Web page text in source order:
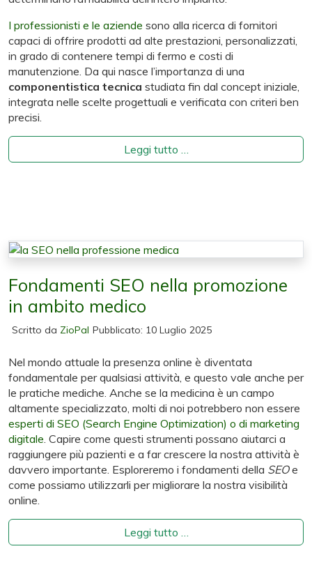
I professionisti e le aziende sono alla ricerca di fornitori
capaci di offrire prodotti ad alte prestazioni, personalizzati,
in grado di contenere tempi di fermo e costi di
manutenzione. Da qui nasce l’importanza di una
componentistica tecnica studiata fin dal concept iniziale,
integrata nelle scelte progettuali e verificata con criteri ben
precisi.
Leggi tutto …
Fondamenti SEO nella promozione
in ambito medico
Scritto da ZioPal Pubblicato: 10 Luglio 2025
Nel mondo attuale la presenza online è diventata
fondamentale per qualsiasi attività, e questo vale anche per
le pratiche mediche. Anche se la medicina è un campo
altamente specializzato, molti di noi potrebbero non essere
esperti di SEO (Search Engine Optimization) o di marketing
digitale. Capire come questi strumenti possano aiutarci a
raggiungere più pazienti e a far crescere la nostra attività è
davvero importante. Esploreremo i fondamenti della SEOe
come possiamo utilizzarli per migliorare la nostra visibilità
online.
Leggi tutto …